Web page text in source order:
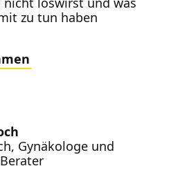
zu tun haben
Gynäkologe und